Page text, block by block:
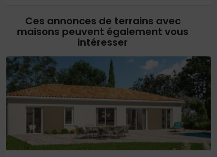
Ces annonces de terrains avec
maisons peuvent également vous
intéresser